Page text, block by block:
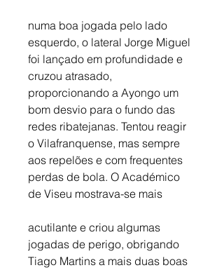
numa boa jogada pelo lado
esquerdo, o lateral Jorge Miguel
foi lançado em profundidade e
cruzou atrasado,
proporcionando a Ayongo um
bom desvio para o fundo das
redes ribatejanas. Tentou reagir
o Vilafranquense, mas sempre
aos repelões e com frequentes
perdas de bola. O Académico
de Viseu mostrava-se mais
acutilante e criou algumas
jogadas de perigo, obrigando
Tiago Martins a mais duas boas